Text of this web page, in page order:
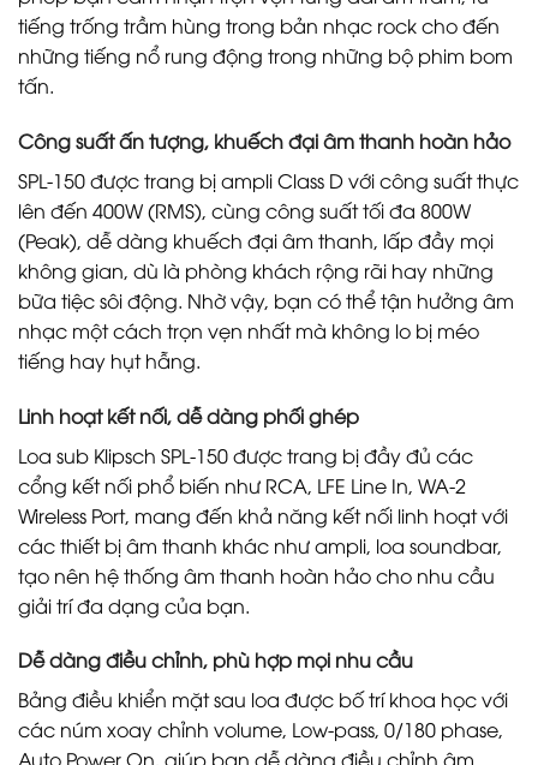
tiếng trống trầm hùng trong bản nhạc rock cho đến
những tiếng nổ rung động trong những bộ phim bom
tấn.
Công suất ấn tượng, khuếch đại âm thanh hoàn hảo
SPL-150 được trang bị ampli Class D với công suất thực
lên đến 400W (RMS), cùng công suất tối đa 800W
(Peak), dễ dàng khuếch đại âm thanh, lấp đầy mọi
không gian, dù là phòng khách rộng rãi hay những
bữa tiệc sôi động. Nhờ vậy, bạn có thể tận hưởng âm
nhạc một cách trọn vẹn nhất mà không lo bị méo
tiếng hay hụt hẫng.
Linh hoạt kết nối, dễ dàng phối ghép
Loa sub Klipsch SPL-150 được trang bị đầy đủ các
cổng kết nối phổ biến như RCA, LFE Line In, WA-2
Wireless Port, mang đến khả năng kết nối linh hoạt với
các thiết bị âm thanh khác như ampli, loa soundbar,
tạo nên hệ thống âm thanh hoàn hảo cho nhu cầu
giải trí đa dạng của bạn.
Dễ dàng điều chỉnh, phù hợp mọi nhu cầu
Bảng điều khiển mặt sau loa được bố trí khoa học với
các núm xoay chỉnh volume, Low-pass, 0/180 phase,
Auto Power On, giúp bạn dễ dàng điều chỉnh âm